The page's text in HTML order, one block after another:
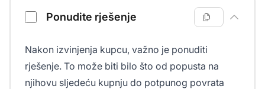
Ponudite rješenje
Nakon izvinjenja kupcu, važno je ponuditi
rješenje. To može biti bilo što od popusta na
njihovu sljedeću kupnju do potpunog povrata